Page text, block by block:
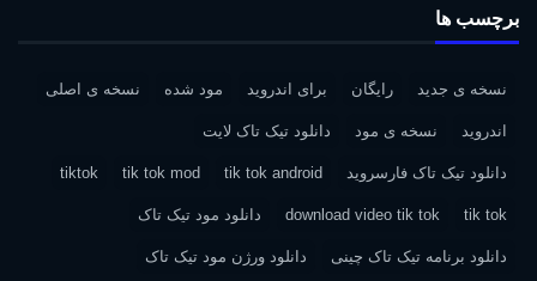
برچسب ها
نسخه ی جدید رایگان برای اندروید مود شده نسخه ی اصلی
اندروید نسخه ی مود دانلود تیک تاک لایت
دانلود تیک تاک فارسروید tik tok android
tik tok mod
tiktok
tik tok
download video tik tok دانلود مود تیک تاک
دانلود برنامه تیک تاک چینی دانلود ورژن مود تیک تاک